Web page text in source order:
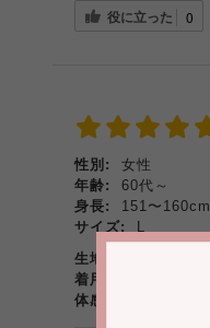
役に立った 0
性別:
女性
年齢:
60代～
身長:
151〜160cm
サイズ:
L
生地の厚さ
着用感
体感温度